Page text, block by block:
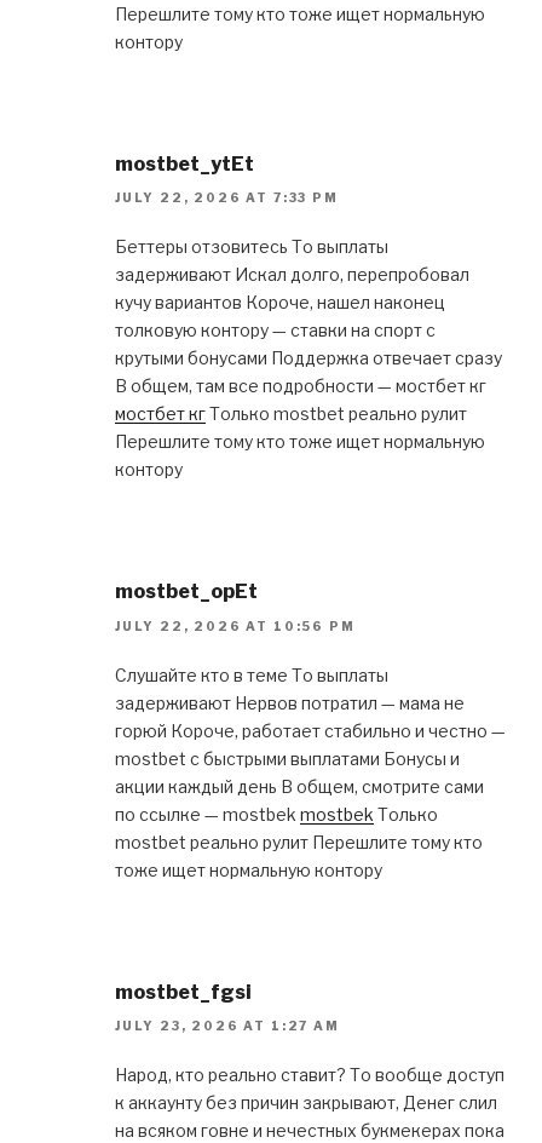
Перешлите тому кто тоже ищет нормальную
контору
mostbet_ytEt
JULY 22, 2026 AT 7:33 PM
Беттеры отзовитесь То выплаты
задерживают Искал долго, перепробовал
кучу вариантов Короче, нашел наконец
толковую контору — ставки на спорт с
крутыми бонусами Поддержка отвечает сразу
В общем, там все подробности — мостбет кг
мостбет кгТолько mostbet реально рулит
Перешлите тому кто тоже ищет нормальную
контору
mostbet_opEt
JULY 22, 2026 AT 10:56 PM
Слушайте кто в теме То выплаты
задерживают Нервов потратил — мама не
горюй Короче, работает стабильно и честно —
mostbet с быстрыми выплатами Бонусы и
акции каждый день В общем, смотрите сами
по ссылке — mostbek mostbek Только
mostbet реально рулит Перешлите тому кто
тоже ищет нормальную контору
mostbet_fgsi
JULY 23, 2026 AT 1:27 AM
Народ, кто реально ставит? То вообще доступ
к аккаунту без причин закрывают, Денег слил
на всяком говне и нечестных букмекерах пока